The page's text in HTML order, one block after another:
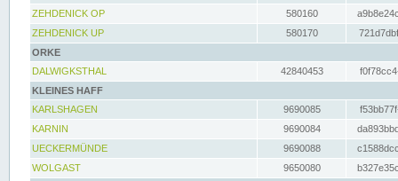
ZEHDENICK OP
580160
ZEHDENICK UP
580170
ORKE
DALWIGKSTHAL
42840453
KLEINES HAFF
KARLSHAGEN
9690085
KARNIN
9690084
UECKERMÜNDE
9690088
WOLGAST
9650080